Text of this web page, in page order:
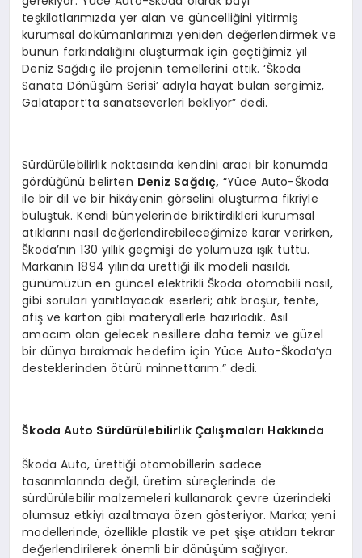
teşkilatlarımızda yer alan ve güncelliğini yitirmiş
kurumsal dokümanlarımızı yeniden değerlendirmek ve
bunun farkındalığını oluşturmak için geçtiğimiz yıl
Deniz Sağdıç ile projenin temellerini attık. ‘Škoda
Sanata Dönüşüm Serisi’ adıyla hayat bulan sergimiz,
Galataport’ta sanatseverleri bekliyor” dedi.
Sürdürülebilirlik noktasında kendini aracı bir konumda
gördüğünü belirten Deniz Sağdıç, “Yüce Auto-Škoda
ile bir dil ve bir hikâyenin görselini oluşturma fikriyle
buluştuk. Kendi bünyelerinde biriktirdikleri kurumsal
atıklarını nasıl değerlendirebileceğimize karar verirken,
Škoda’nın 130 yıllık geçmişi de yolumuza ışık tuttu.
Markanın 1894 yılında ürettiği ilk modeli nasıldı,
günümüzün en güncel elektrikli Škoda otomobili nasıl,
gibi soruları yanıtlayacak eserleri; atık broşür, tente,
afiş ve karton gibi materyallerle hazırladık. Asıl
amacım olan gelecek nesillere daha temiz ve güzel
bir dünya bırakmak hedefim için Yüce Auto-Škoda’ya
desteklerinden ötürü minnettarım.” dedi.
Škoda Auto Sürdürülebilirlik Çalışmaları Hakkında
Škoda Auto, ürettiği otomobillerin sadece
tasarımlarında değil, üretim süreçlerinde de
sürdürülebilir malzemeleri kullanarak çevre üzerindeki
olumsuz etkiyi azaltmaya özen gösteriyor. Marka; yeni
modellerinde, özellikle plastik ve pet şişe atıkları tekrar
değerlendirilerek önemli bir dönüşüm sağlıyor.